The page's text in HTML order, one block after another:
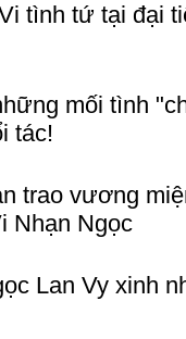
tình tứ tại đại
mối tình
tác!
trao vương
Nhạn Ngọc
Lan Vy xinh